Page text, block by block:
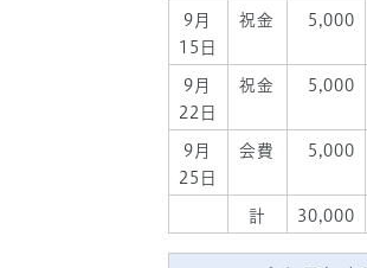
9月
15日
祝金 5,000
9月
22日
祝金 5,000
9月
25日
会費 5,000
計 30,000